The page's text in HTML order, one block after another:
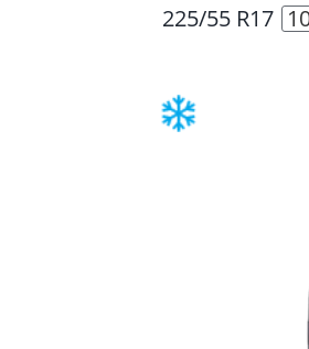
225/55 R17